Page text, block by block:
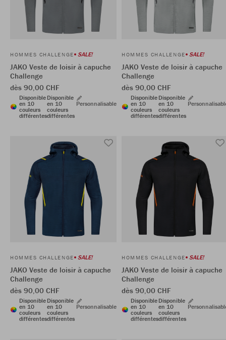
HOMMES CHALLENGE SALE!
JAKO Veste de loisir à capuche
Challenge
dès 90,00 CHF
Disponible
en 10
couleurs
différentes
Disponible
en 10
couleurs
différentes
Personnalisable
HOMMES CHALLENGE SALE!
JAKO Veste de loisir à capuche
Challenge
dès 90,00 CHF
Disponible
en 10
couleurs
différentes
Disponible
en 10
couleurs
différentes
HOMMES CHALLENGE SALE!
JAKO Veste de loisir à capuche
Challenge
dès 90,00 CHF
Disponible
en 10
couleurs
différentes
Disponible
en 10
couleurs
différentes
Personnalisable
HOMMES CHALLENGE SALE!
JAKO Veste de loisir à capuche
Challenge
dès 90,00 CHF
Disponible
en 10
couleurs
différentes
Disponible
en 10
couleurs
différentes